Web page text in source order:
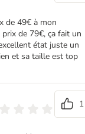
de 49€ à mon
prix de 79€, ça fait un
état juste un
et sa taille est top
1